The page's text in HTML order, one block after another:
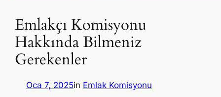
Emlakçı Komisyonu
Hakkında Bilmeniz
Gerekenler
Oca 7, 2025in Emlak Komisyonu